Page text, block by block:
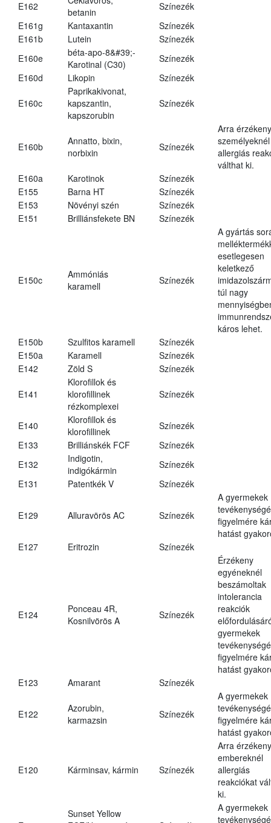
E162
betanin
Színezék
E161g
Kantaxantin
Színezék
E161b
Lutein
Színezék
E160e
béta-apo-8&#39;-
Karotinal (C30)
Színezék
E160d
Likopin Színezék
E160c
Paprikakivonat,
kapszantin,
kapszorubin
Színezék
E160b
Annatto, bixin,
norbixin
Színezék
Arra érzékeny
személyeknél
allergiás
válthat ki.
E160a
Karotinok
Színezék
E155
Barna HT
Színezék
E153
Növényi szén
Színezék
E151
Brilliánsfekete BN Színezék
E150c
Ammóniás
karamell
Színezék
A gyártás
esetlegesen
keletkező
túl nagy
káros lehet.
E150b
Szulfitos karamell
Színezék
E150a
Karamell
Színezék
E142
Zöld S Színezék
E141
Klorofillok és
klorofillinek
rézkomplexei
Színezék
E140
Klorofillok és
klorofillinek
Színezék
E133
Brilliánskék FCF
Színezék
E132
Indigotin,
indigókármin
Színezék
E131
Patentkék V Színezék
E129 Alluravörös AC Színezék
A gyermekek
figyelmére
hatást
E127
Eritrozin Színezék
E124
Ponceau 4R,
Kosnilvörös A
Színezék
Érzékeny
egyéneknél
beszámoltak
intolerancia
reakciók
gyermekek
figyelmére
hatást
E123
Amarant Színezék
E122
Azorubin,
karmazsin
Színezék
A gyermekek
figyelmére
hatást
E120 Kárminsav, kármin Színezék
Arra érzékeny
embereknél
allergiás
reakciókat
ki.
Sunset Yellow
A gyermekek